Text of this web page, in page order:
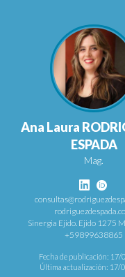
Ana Laura
ESPADA
Mag.
Sinergia Ejido. Ejido 1275
+59899638865
Fecha de publicación: 17/
Última actualización: 17/